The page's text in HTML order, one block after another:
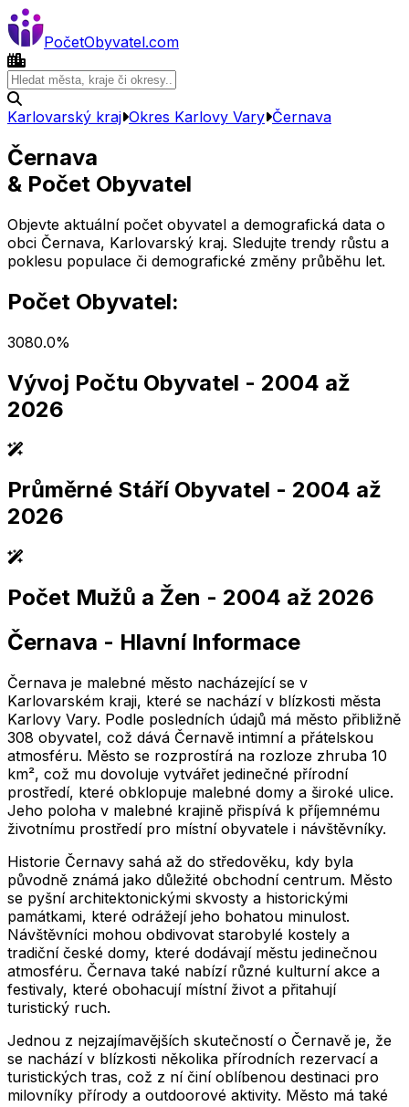
PočetObyvatel.com
Karlovarský kraj Okres Karlovy Vary Černava
Černava
& Počet Obyvatel
Objevte aktuální počet obyvatel a demografická data o
obci Černava, Karlovarský kraj. Sledujte trendy růstu a
poklesu populace či demografické změny průběhu let.
Počet Obyvatel:
3080.0%
Vývoj Počtu Obyvatel - 2004 až
2026
2,005 2,010 2,015 2,020 2,025
2,005 2,010 2,015 2,020 2,025
Průměrné Stáří Obyvatel - 2004 až
2026
2,005 2,010 2,015 2,020 2,025
2,005 2,010 2,015 2,020 2,025
Počet Mužů a Žen - 2004 až 2026
Černava - Hlavní Informace
Černava je malebné město nacházející se v
Karlovarském kraji, které se nachází v blízkosti města
Karlovy Vary. Podle posledních údajů má město přibližně
308 obyvatel, což dává Černavě intimní a přátelskou
atmosféru. Město se rozprostírá na rozloze zhruba 10
km², což mu dovoluje vytvářet jedinečné přírodní
prostředí, které obklopuje malebné domy a široké ulice.
Jeho poloha v malebné krajině přispívá k příjemnému
životnímu prostředí pro místní obyvatele i návštěvníky.
Historie Černavy sahá až do středověku, kdy byla
původně známá jako důležité obchodní centrum. Město
se pyšní architektonickými skvosty a historickými
památkami, které odrážejí jeho bohatou minulost.
Návštěvníci mohou obdivovat starobylé kostely a
tradiční české domy, které dodávají městu jedinečnou
atmosféru. Černava také nabízí různé kulturní akce a
festivaly, které obohacují místní život a přitahují
turistický ruch.
Jednou z nejzajímavějších skutečností o Černavě je, že
se nachází v blízkosti několika přírodních rezervací a
turistických tras, což z ní činí oblíbenou destinaci pro
milovníky přírody a outdoorové aktivity. Město má také